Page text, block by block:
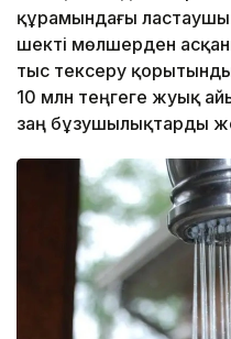
құрамындағы ластаушы
шекті мөлшерден
тыс тексеру
10 млн теңгеге жуық
заң бұзушылықтарды